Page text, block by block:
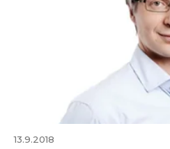
13.9.2018